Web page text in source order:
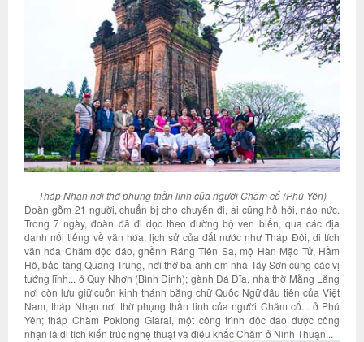
Tháp Nhạn nơi thờ phụng thần linh của người Chăm cổ (Phú Yên)
Đoàn gồm 21 người, chuẩn bị cho chuyến đi, ai cũng hồ hởi, náo nức.
Trong 7 ngày, đoàn đã đi dọc theo đường bộ ven biển, qua các địa
danh nổi tiếng về văn hóa, lịch sử của đất nước như Tháp Đôi, di tích
văn hóa Chăm độc đáo, ghềnh Ráng Tiên Sa, mộ Hàn Mặc Tử, Hầm
Hô, bảo tàng Quang Trung, nơi thờ ba anh em nhà Tây Sơn cùng các vị
tướng lĩnh... ở Quy Nhơn (Bình Định); gành Đá Dĩa, nhà thờ Mằng Lăng
nơi còn lưu giữ cuốn kinh thánh bằng chữ Quốc Ngữ đầu tiên của Việt
Nam, tháp Nhạn nơi thờ phụng thần linh của người Chăm cổ... ở Phú
Yên; tháp Chàm Poklong Giarai, một công trình độc đáo được công
nhận là di tích kiến trúc nghệ thuật và điêu khắc Chăm ở Ninh Thuận...